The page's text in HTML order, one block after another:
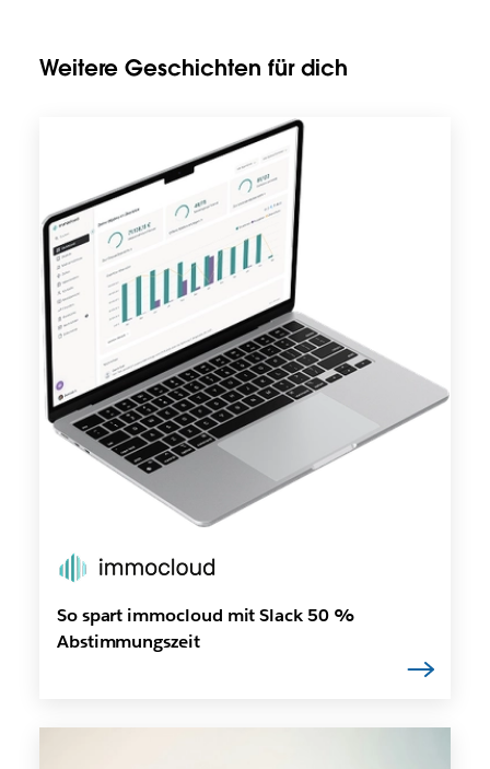
Weitere Geschichten für dich
So spart immocloud mit Slack 50 %
Abstimmungszeit